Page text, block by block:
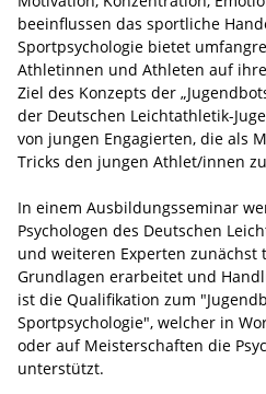
beeinflussen das sportliche
Sportpsychologie bietet
Athletinnen und Athleten auf
Ziel des Konzepts der
der Deutschen Leichtathletik-
von jungen Engagierten, die als
Tricks den jungen Athlet/innen
In einem Ausbildungsseminar
Psychologen des Deutschen
und weiteren Experten
Grundlagen erarbeitet und
ist die Qualifikation zum
Sportpsychologie", welcher in
oder auf Meisterschaften die
unterstützt.